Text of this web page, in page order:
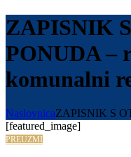
ZAPISNIK
PONUDA –
komunalni
NaslovnicaZAPISNIK S
[featured_image]
PREUZMI